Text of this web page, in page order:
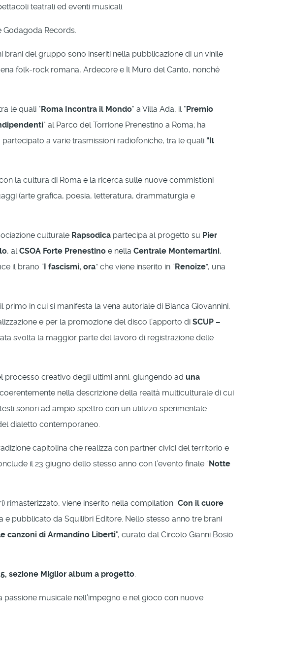
teatrali ed eventi musicali.
Godagoda Records.
brani del gruppo sono inseriti nella pubblicazione di un vinile
folk-rock romana, Ardecore e Il Muro del Canto, nonché
le quali " Roma Incontra il Mondo" a Villa Ada, il " Premio
" al Parco del Torrione Prenestino a Roma; ha
partecipato a varie trasmissioni radiofoniche, tra le quali "Il
la cultura di Roma e la ricerca sulle nuove commistioni
(arte grafica, poesia, letteratura, drammaturgia e
culturale Rapsodica partecipa al progetto su Pier
, alCSOA Forte Prenestino e nella Centrale Montemartini,
il brano “ I fascismi, ora” che viene inserito in “ Renoize”, una
primo in cui si manifesta la vena autoriale di Bianca Giovannini,
e per la promozione del disco l’apporto di SCUP –
svolta la maggior parte del lavoro di registrazione delle
processo creativo degli ultimi anni, giungendo ad una
nella descrizione della realtà multiculturale di cui
sonori ad ampio spettro con un utilizzo sperimentale
dialetto contemporaneo.
capitolina che realizza con partner civici del territorio e
il 23 giugno dello stesso anno con l’evento finale “ Notte
rimasterizzato, viene inserito nella compilation “Con il cuore
e pubblicato da Squilibri Editore. Nello stesso anno tre brani
canzoni di Armandino Liberti", curato dal Circolo Gianni Bosio
sezione Miglior album a progetto.
passione musicale nell’impegno e nel gioco con nuove